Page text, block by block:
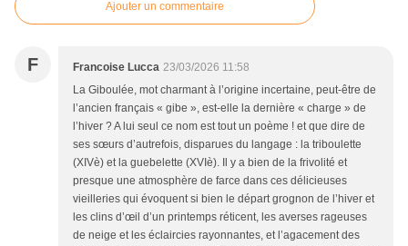
Ajouter un commentaire
F Francoise Lucca 23/03/2026 11:58
La Giboulée, mot charmant à l’origine incertaine, peut-être de
l’ancien français « gibe », est-elle la dernière « charge » de
l’hiver ? A lui seul ce nom est tout un poème ! et que dire de
ses sœurs d’autrefois, disparues du langage : la triboulette
(XIVè) et la guebelette (XVIè). Il y a bien de la frivolité et
presque une atmosphère de farce dans ces délicieuses
vieilleries qui évoquent si bien le départ grognon de l’hiver et
les clins d’œil d’un printemps réticent, les averses rageuses
de neige et les éclaircies rayonnantes, et l’agacement des